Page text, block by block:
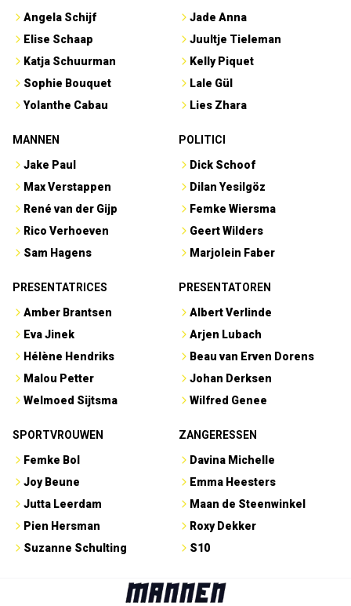
Angela Schijf
Elise Schaap
Katja Schuurman
Sophie Bouquet
Yolanthe Cabau
Jade Anna
Juultje Tieleman
Kelly Piquet
Lale Gül
Lies Zhara
MANNEN
Jake Paul
Max Verstappen
René van der Gijp
Rico Verhoeven
Sam Hagens
POLITICI
Dick Schoof
Dilan Yesilgöz
Femke Wiersma
Geert Wilders
Marjolein Faber
PRESENTATRICES
Amber Brantsen
Eva Jinek
Hélène Hendriks
Malou Petter
Welmoed Sijtsma
PRESENTATOREN
Albert Verlinde
Arjen Lubach
Beau van Erven Dorens
Johan Derksen
Wilfred Genee
SPORTVROUWEN
Femke Bol
Joy Beune
Jutta Leerdam
Pien Hersman
Suzanne Schulting
ZANGERESSEN
Davina Michelle
Emma Heesters
Maan de Steenwinkel
Roxy Dekker
S10